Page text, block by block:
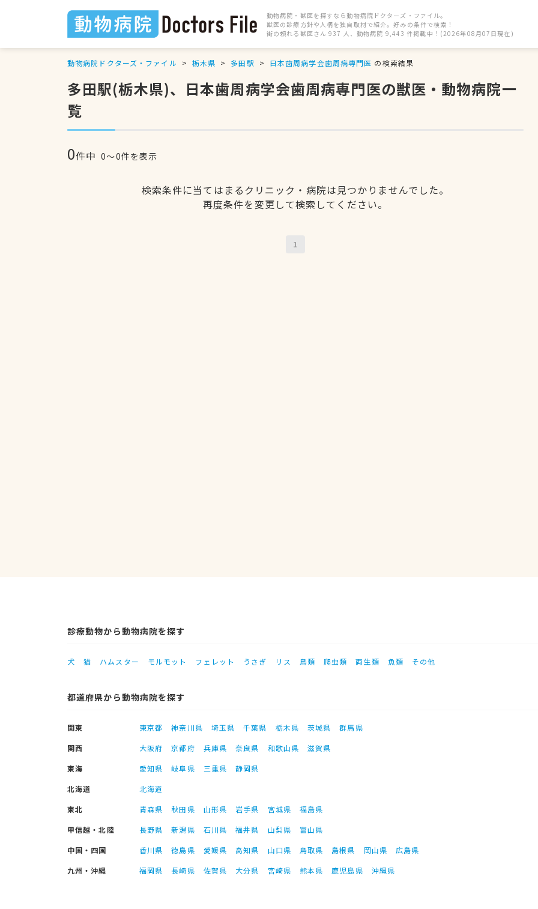
動物病院・獣医を探すなら動物病院ドクターズ・ファイル。
獣医の診療方針や人柄を独自取材で紹介。好みの条件で検索！
街の頼れる獣医さん 937 人、動物病院 9,443 件掲載中！(2026年08月07日現在)
動物病院ドクターズ・ファイル 栃木県 多田駅 日本歯周病学会歯周病専門医 の検索結果
多田駅(栃木県)、日本歯周病学会歯周病専門医の獣医・動物病院一
覧
0件中 0〜0件を表示
検索条件に当てはまるクリニック・病院は見つかりませんでした。
再度条件を変更して検索してください。
1
診療動物から動物病院を探す
犬 猫 ハムスター モルモット フェレット うさぎ リス 鳥類 爬虫類 両生類 魚類 その他
都道府県から動物病院を探す
関東 東京都 神奈川県 埼玉県 千葉県 栃木県 茨城県
群馬県
関西
大阪府 京都府 兵庫県 奈良県 和歌山県
滋賀県
東海
愛知県 岐阜県 三重県
静岡県
北海道
北海道
東北
青森県 秋田県 山形県 岩手県 宮城県
福島県
甲信越・北陸
長野県 新潟県 石川県 福井県 山梨県
富山県
中国・四国
香川県 徳島県 愛媛県 高知県 山口県 鳥取県 島根県 岡山県
広島県
九州・沖縄
福岡県 長崎県 佐賀県 大分県 宮崎県 熊本県 鹿児島県 沖縄県